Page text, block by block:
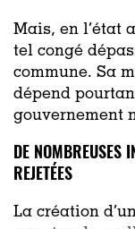
Mais, en l’état
tel congé
commune. Sa
dépend
gouvernement
DE NOMBREUSES
REJETÉES
La création